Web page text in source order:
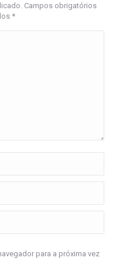
Campos obrigatórios
*
para a próxima vez